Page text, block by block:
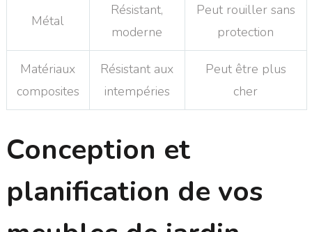
Métal
Résistant,
moderne
Peut rouiller sans
protection
Matériaux
composites
Résistant aux
intempéries
Peut être plus
cher
Conception et
planification de vos